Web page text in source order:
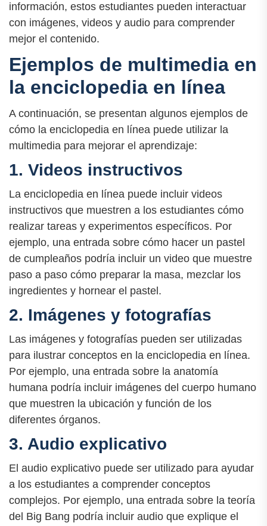
información, estos estudiantes pueden interactuar
con imágenes, videos y audio para comprender
mejor el contenido.
Ejemplos de multimedia en
la enciclopedia en línea
A continuación, se presentan algunos ejemplos de
cómo la enciclopedia en línea puede utilizar la
multimedia para mejorar el aprendizaje:
1. Videos instructivos
La enciclopedia en línea puede incluir videos
instructivos que muestren a los estudiantes cómo
realizar tareas y experimentos específicos. Por
ejemplo, una entrada sobre cómo hacer un pastel
de cumpleaños podría incluir un video que muestre
paso a paso cómo preparar la masa, mezclar los
ingredientes y hornear el pastel.
2. Imágenes y fotografías
Las imágenes y fotografías pueden ser utilizadas
para ilustrar conceptos en la enciclopedia en línea.
Por ejemplo, una entrada sobre la anatomía
humana podría incluir imágenes del cuerpo humano
que muestren la ubicación y función de los
diferentes órganos.
3. Audio explicativo
El audio explicativo puede ser utilizado para ayudar
a los estudiantes a comprender conceptos
complejos. Por ejemplo, una entrada sobre la teoría
del Big Bang podría incluir audio que explique el